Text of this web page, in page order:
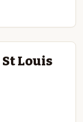
Louis